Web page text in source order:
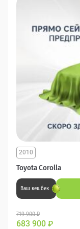
Toyota Corolla
2010
Ваш кешбек
719 900 ₽
683 900 ₽